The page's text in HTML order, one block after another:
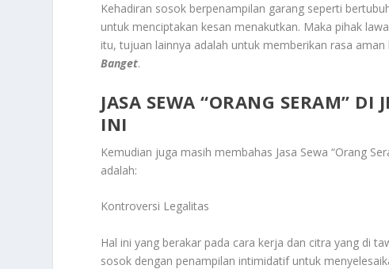
Kehadiran sosok berpenampilan garang seperti
untuk menciptakan kesan menakutkan. Maka pihak
itu, tujuan lainnya adalah untuk memberikan rasa
Banget.
JASA SEWA “ORANG SERAM” DI
INI
Kemudian juga masih membahas Jasa Sewa “Orang
adalah:
Kontroversi Legalitas
Hal ini yang berakar pada cara kerja dan citra yang di
sosok dengan penampilan intimidatif untuk